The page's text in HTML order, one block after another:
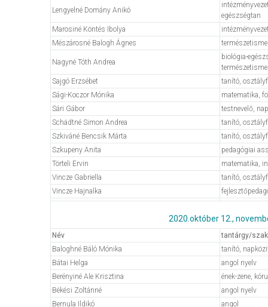
Lengyelné Domány Anikó
egészségtan
Marosiné Köntés Ibolya
Mészárosné Balogh Ágnes
Nagyné Tóth Andrea
biológia-
Sajgó Erzsébet
tanító,
Sági-Koczor Mónika
matematika,
Sári Gábor
testnevelő,
Schädtné Simon Andrea
tanító,
Szkiváné Bencsik Márta
tanító,
Szkupeny Anita
pedagógiai
Törteli Ervin
matematika,
Vincze Gabriella
tanító,
Vincze Hajnalka
2020.október 12.,
Név
tantárgy/
Baloghné Báló Mónika
tanító,
Bátai Helga
angol nyelv
Berényiné Ale Krisztina
ének-zene,
Békési Zoltánné
angol nyelv
Bernula Ildikó
angol